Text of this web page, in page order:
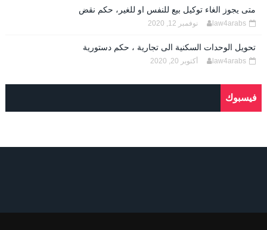
متى يجوز الغاء توكيل بيع للنفس او للغير، حكم نقض
law4arabs نوفمبر 12, 2020
تحويل الوحدات السكنية الى تجارية ، حكم دستورية
law4arabs أكتوبر 20, 2020
فيسبوك